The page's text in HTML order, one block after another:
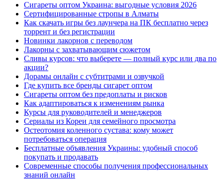
Сигареты оптом Украина: выгодные условия 2026
Сертифицированные стропы в Алматы
Как скачать игры без лаунчера на ПК бесплатно через
торрент и без регистрации
Новинки лакорнов с переводом
Лакорны с захватывающим сюжетом
Сливы курсов: что выберете — полный курс или два по
акции?
Дорамы онлайн с субтитрами и озвучкой
Где купить все бренды сигарет оптом
Сигареты оптом без предоплаты и рисков
Как адаптироваться к изменениям рынка
Курсы для руководителей и менеджеров
Сериалы из Кореи для семейного просмотра
Остеотомия коленного сустава: кому может
потребоваться операция
Бесплатные объявления Украины: удобный способ
покупать и продавать
Современные способы получения профессиональных
знаний онлайн